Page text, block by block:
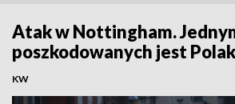
Atak w Nottingham.
poszkodowanych jest Polak
KW